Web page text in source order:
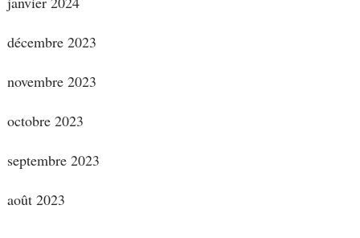
décembre 2023
novembre 2023
octobre 2023
septembre 2023
août 2023